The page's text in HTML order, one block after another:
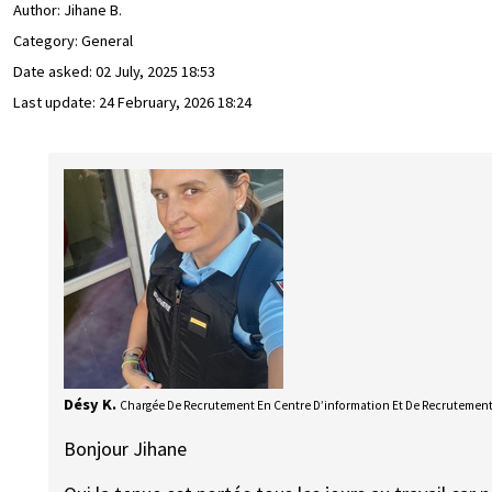
Author: Jihane B.
Category: General
Date asked: 02 July, 2025 18:53
Last update: 24 February, 2026 18:24
Désy K. Chargée De Recrutement En Centre D’information Et De
Bonjour Jihane